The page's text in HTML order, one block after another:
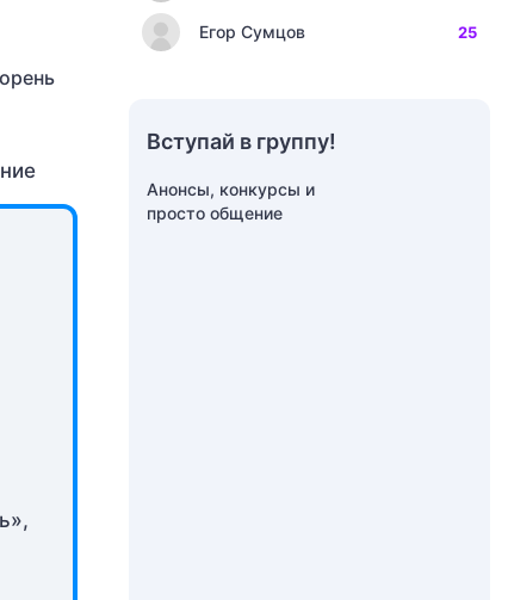
Егор Сумцов 25
Вступай в группу!
Анонсы, конкурсы и
просто общение